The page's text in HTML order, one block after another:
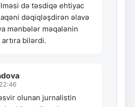
də təsdiqə ehtiyac
dəqiqləşdirən əlavə
mənbələr məqalənin
artıra bilərdi.
olunan jurnalistin